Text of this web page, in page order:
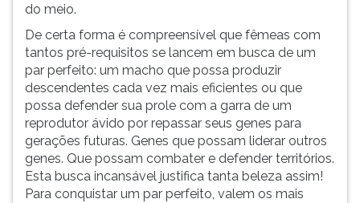
do meio.
De certa forma é compreensível que fêmeas com
tantos pré-requisitos se lancem em busca de um
par perfeito: um macho que possa produzir
descendentes cada vez mais eficientes ou que
possa defender sua prole com a garra de um
reprodutor ávido por repassar seus genes para
gerações futuras. Genes que possam liderar outros
genes. Que possam combater e defender territórios.
Esta busca incansável justifica tanta beleza assim!
Para conquistar um par perfeito, valem os mais